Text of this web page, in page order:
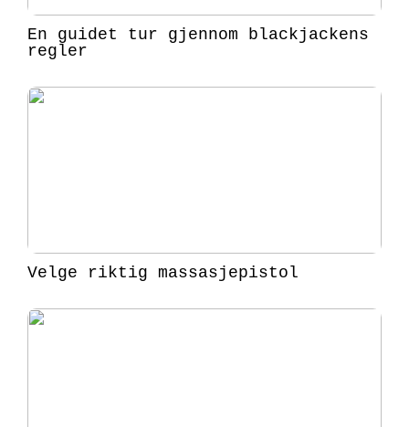
En guidet tur gjennom blackjackens
regler
Velge riktig massasjepistol